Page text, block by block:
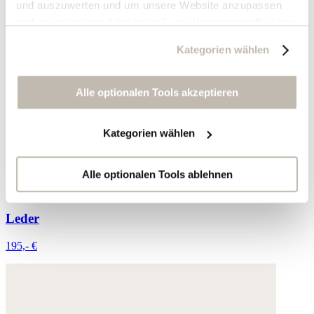
und auszuwerten und um unsere Website anzupassen
zu erstellen, um personalisierte Werbung auszuliefern,
Sie erneut mit Werbung anzusprechen sowie um unsere
Werbekampagnen auszuwerten ("Marketing").
Ihre Daten werden mit Dienstanbietern geteilt, die wir in
der Datenschutzerklärung genauer auflisten oder wenn
Sie auf "Kategorien wählen" klicken.
Indem Sie auf "Alle optionalen Tools akzeptieren" klicken,
erklären Sie sich mit der Nutzung der optionalen Tools
wie zuvor beschrieben einverstanden.
Kategorien wählen
Alle optionalen Tools akzeptieren
Kategorien wählen
Alle optionalen Tools ablehnen
Geflochtene Sandalen
Leder
195,- €